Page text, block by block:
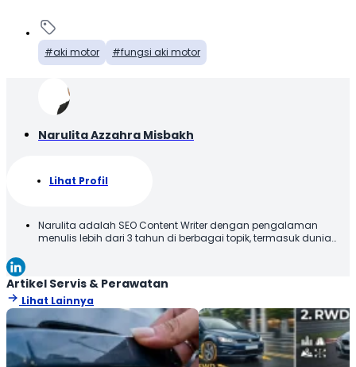
aki motor fungsi aki motor
Narulita Azzahra Misbakh
Lihat Profil
Narulita adalah SEO Content Writer dengan pengalaman
menulis lebih dari 3 tahun di berbagai topik, termasuk dunia
kepada para pembaca. Terima kasih telah membaca karya
tulis saya, semoga tulisan ini bisa bermanfaat!
Artikel Servis & Perawatan
Lihat Lainnya